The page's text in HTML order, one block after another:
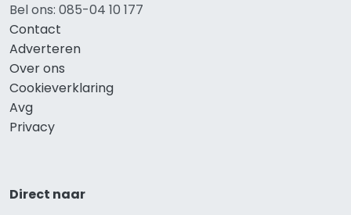
Bel ons: 085-04 10 177
Contact
Adverteren
Over ons
Cookieverklaring
Avg
Privacy
Direct naar